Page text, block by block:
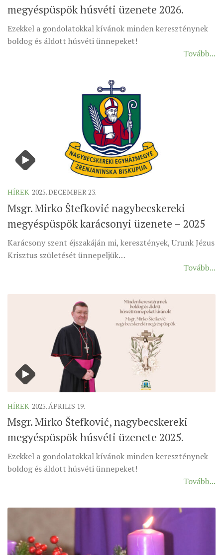
ÉSZAKI ESPERESSÉG
KÖZPONTI ESPERESSÉG
ORGANIGRAMMA
PÜSPÖKI DEKRÉTUM
ZSINATI IMA
ZSINAT MOTTÓJA, LOGÓJA
KOORDINÁLÓ BIZOTTSÁG
ZSINATI TAGOK
ZSINATI HÍREK-ÚJSÁG
„GYERMEKVÉDELMI” KIHÍVÁSOK KÁNONJOGI
MEGKÖZELÍTÉSBEN
megyéspüspök húsvéti üzenete 2026.
Ezekkel a gondolatokkal kívánok minden kereszténynek
boldog és áldott húsvéti ünnepeket!
Tovább...
HÍREK 2025. DECEMBER 23.
Msgr. Mirko Štefković nagybecskereki
megyéspüspök karácsonyi üzenete – 2025
Karácsony szent éjszakáján mi, keresztények, Urunk Jézus
Krisztus születését ünnepeljük…
Tovább...
HÍREK 2025. ÁPRILIS 19.
Msgr. Mirko Štefković, nagybecskereki
megyéspüspök húsvéti üzenete 2025.
Ezekkel a gondolatokkal kívánok minden kereszténynek
boldog és áldott húsvéti ünnepeket!
Tovább...